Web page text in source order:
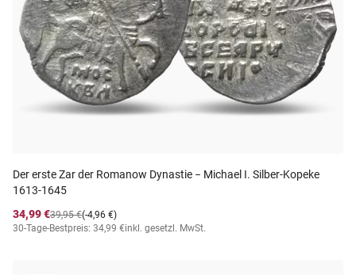
Der erste Zar der Romanow Dynastie − Michael I. Silber-Kopeke
1613-1645
34,99 €
(-4,96 €)
39,95 €
30-Tage-Bestpreis: 34,99 €inkl. gesetzl. MwSt.